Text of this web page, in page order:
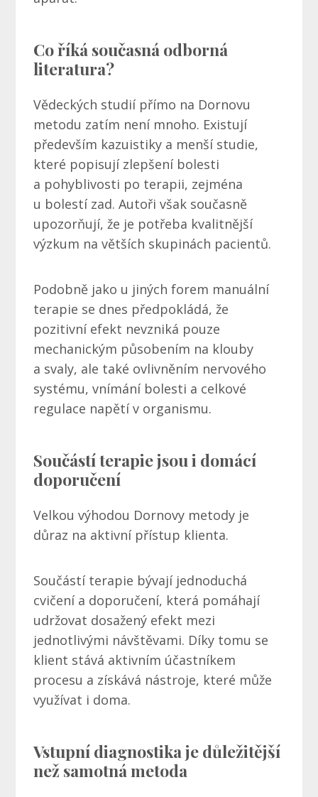
Co říká současná odborná
literatura?
Vědeckých studií přímo na Dornovu
metodu zatím není mnoho. Existují
především kazuistiky a menší studie,
které popisují zlepšení bolesti
a pohyblivosti po terapii, zejména
u bolestí zad. Autoři však současně
upozorňují, že je potřeba kvalitnější
výzkum na větších skupinách pacientů.
Podobně jako u jiných forem manuální
terapie se dnes předpokládá, že
pozitivní efekt nevzniká pouze
mechanickým působením na klouby
a svaly, ale také ovlivněním nervového
systému, vnímání bolesti a celkové
regulace napětí v organismu.
Součástí terapie jsou i domácí
doporučení
Velkou výhodou Dornovy metody je
důraz na aktivní přístup klienta.
Součástí terapie bývají jednoduchá
cvičení a doporučení, která pomáhají
udržovat dosažený efekt mezi
jednotlivými návštěvami. Díky tomu se
klient stává aktivním účastníkem
procesu a získává nástroje, které může
využívat i doma.
Vstupní diagnostika je důležitější
než samotná metoda